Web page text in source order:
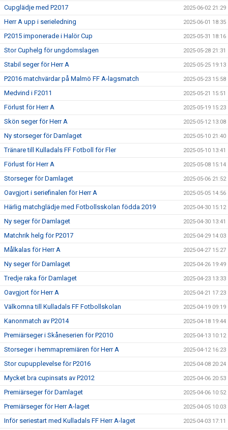
Cupglädje med P2017 2025-06-02 21:29
Herr A upp i serieledning 2025-06-01 18:35
P2015 imponerade i Halör Cup 2025-05-31 18:16
Stor Cuphelg för ungdomslagen 2025-05-28 21:31
Stabil seger för Herr A 2025-05-25 19:13
P2016 matchvärdar på Malmö FF A-lagsmatch 2025-05-23 15:58
Medvind i F2011 2025-05-21 15:51
Förlust för Herr A 2025-05-19 15:23
Skön seger för Herr A 2025-05-12 13:08
Ny storseger för Damlaget 2025-05-10 21:40
Tränare till Kulladals FF Fotboll för Fler 2025-05-10 13:41
Förlust för Herr A 2025-05-08 15:14
Storseger för Damlaget 2025-05-06 21:52
Oavgjort i seriefinalen för Herr A 2025-05-05 14:56
Härlig matchglädje med Fotbollsskolan födda 2019 2025-04-30 15:12
Ny seger för Damlaget 2025-04-30 13:41
Matchrik helg för P2017 2025-04-29 14:03
Målkalas för Herr A 2025-04-27 15:27
Ny seger för Damlaget 2025-04-26 19:49
Tredje raka för Damlaget 2025-04-23 13:33
Oavgjort för Herr A 2025-04-21 17:23
Välkomna till Kulladals FF Fotbollskolan 2025-04-19 09:19
Kanonmatch av P2014 2025-04-18 19:44
Premiärseger i Skåneserien för P2010 2025-04-13 10:12
Storseger i hemmapremiären för Herr A 2025-04-12 16:23
Stor cupupplevelse för P2016 2025-04-08 20:24
Mycket bra cupinsats av P2012 2025-04-06 20:53
Premiärseger för Damlaget 2025-04-06 10:52
Premiärseger för Herr A-laget 2025-04-05 10:03
Inför seriestart med Kulladals FF Herr A-laget 2025-04-03 17:11